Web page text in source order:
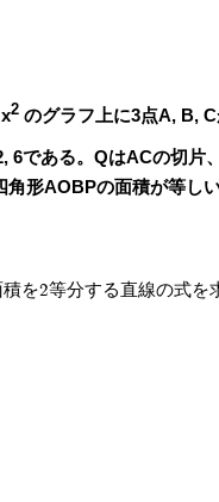
x2 のグラフ上に3点A, B, C
6である。QはACの切片
形AOBPの面積が等しい
を2等分する直線の式を